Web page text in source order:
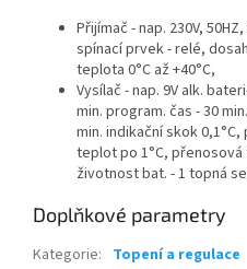
Přijímač - nap. 230V,
spínací prvek - relé,
teplota 0°C až +40°C,
Vysílač - nap. 9V alk.
min. program. čas - 30
min. indikační skok
teplot po 1°C, přenosová
životnost bat. - 1 topná
Doplňkové parametry
Kategorie: Topení a regulace